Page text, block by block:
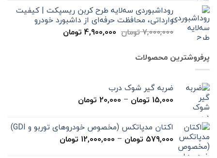
7,000,000 تومان
بود.
4,900,000 تومان
است.
روداشبوردی سه‌لایه طرح کربن ریسپکت | کیفیت
وارداتی، محافظت حرفه‌ای از داشبورد خودرو
7,000,000تومان قیمت
4,900,000 تومانقیمت
پرفروشترین محصولات
ضربه گیر شوک درب
15,000 تومان –
20,000 تومان
تا
20,000 تومان
اکتان مدپاتکس (مخصوص خودروهای توربو و GDI)
579,000 تومان –
12,000,000 تومان